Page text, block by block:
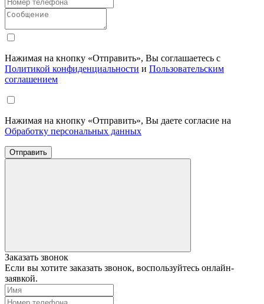
Нажимая на кнопку «Отправить», Вы соглашаетесь с
Политикой конфиденциальности и Пользовательским
соглашением
Нажимая на кнопку «Отправить», Вы даете согласие на
Обработку персональных данных
Отправить
Заказать звонок
Если вы хотите заказать звонок, воспользуйтесь онлайн-
заявкой.